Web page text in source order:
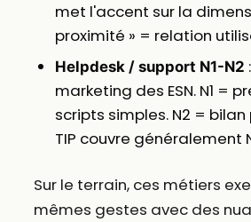
met l'accent sur la
proximité » = relation
Helpdesk / support N1-N2
marketing des ESN. N1 =
scripts simples. N2 = bilan
TIP couvre généralement
Sur le terrain, ces métiers
mêmes gestes avec des